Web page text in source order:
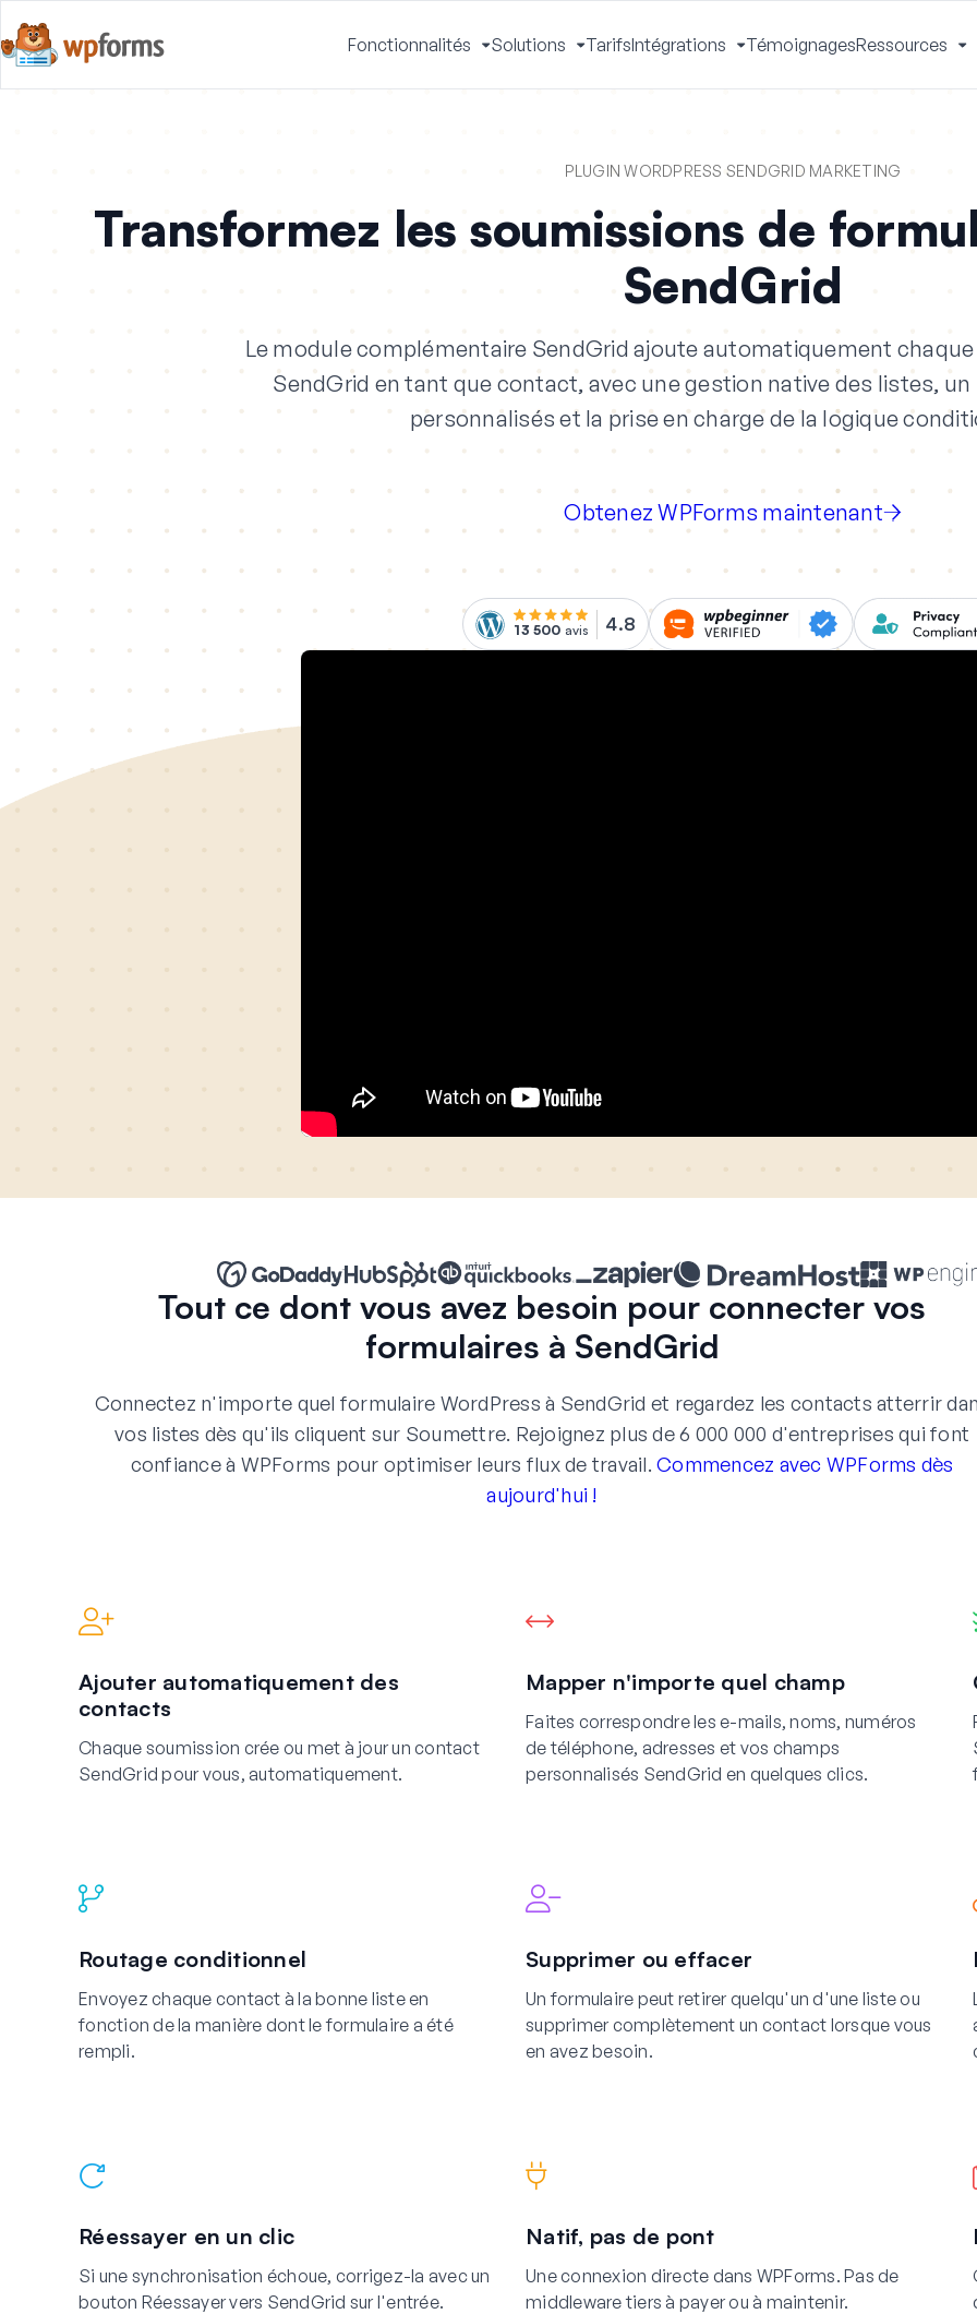
Fonctionnalités
Activer
le
Solutions
Activer
le
TarifsIntégrations
Activer
le
TémoignagesRessources
le
PLUGIN WORDPRESS SENDGRID MARKETING
Transformez les soumissions de
SendGrid
Le module complémentaire SendGrid ajoute automatiquement
SendGrid en tant que contact, avec une gestion native des listes,
personnalisés et la prise en charge de la logique
Obtenez WPForms maintenant
13 500 avis 4.8
Tout ce dont vous avez besoin pour connecter vos
formulaires à SendGrid
Connectez n'importe quel formulaire WordPress à SendGrid et regardez les contacts atterrir
vos listes dès qu'ils cliquent sur Soumettre. Rejoignez plus de 6 000 000 d'entreprises qui font
confiance à WPForms pour optimiser leurs flux de travail. Commencez avec WPForms dès
aujourd'hui !
Ajouter automatiquement des
contacts
Chaque soumission crée ou met à jour un contact
SendGrid pour vous, automatiquement.
Mapper n'importe quel champ
Faites correspondre les e-mails, noms, numéros
de téléphone, adresses et vos champs
personnalisés SendGrid en quelques clics.
Routage conditionnel
Envoyez chaque contact à la bonne liste en
fonction de la manière dont le formulaire a été
rempli.
Supprimer ou effacer
Un formulaire peut retirer quelqu'un d'une liste ou
supprimer complètement un contact lorsque vous
en avez besoin.
Réessayer en un clic
Si une synchronisation échoue, corrigez-la avec un
bouton Réessayer vers SendGrid sur l'entrée.
Natif, pas de pont
Une connexion directe dans WPForms. Pas de
middleware tiers à payer ou à maintenir.